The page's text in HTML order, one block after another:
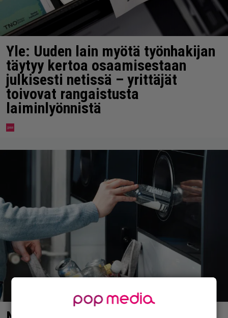
Yle: Uuden lain myötä työnhakijan
täytyy kertoa osaamisestaan
julkisesti netissä – yrittäjät
toivovat rangaistusta
laiminlyönnistä